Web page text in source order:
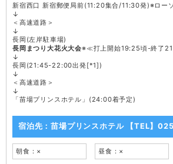
新宿西口 新宿郵便局前(11:20集合/11:30発)※ロー
↓
＜高速道路＞
↓
長岡(左岸駐車場)
長岡まつり大花火大会※≪打上開始19:25頃-終了
↓
長岡(21:45-22:00出発[*1])
↓
＜高速道路＞
↓
「苗場プリンスホテル」(24:00着予定)
宿泊先：苗場プリンスホテル 【TEL】
朝食：× 昼食：×